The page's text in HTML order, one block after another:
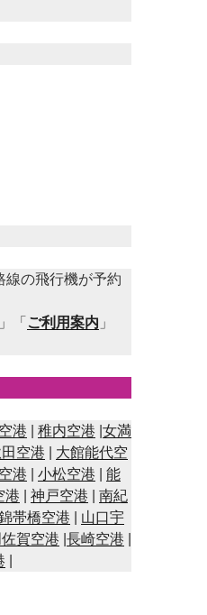
線の飛行機が予約
「 ご利用案内 」
港 稚内空港 女満
空港
大館能代空
港
小松空港
能
港
神戸空港
南紀
帯橋空港
山口宇
賀空港 長崎空港